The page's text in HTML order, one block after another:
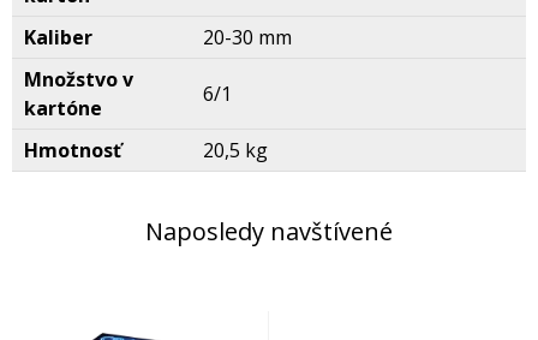
Kaliber
20-30 mm
Množstvo v
kartóne
6/1
Hmotnosť 20,5 kg
Naposledy navštívené